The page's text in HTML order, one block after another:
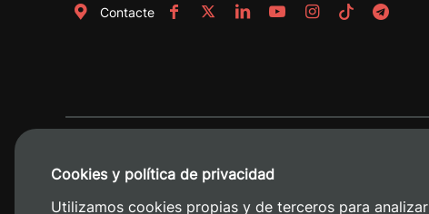
Contacte
Cookies y política de privacidad
Utilizamos cookies propias y de terceros para analizar